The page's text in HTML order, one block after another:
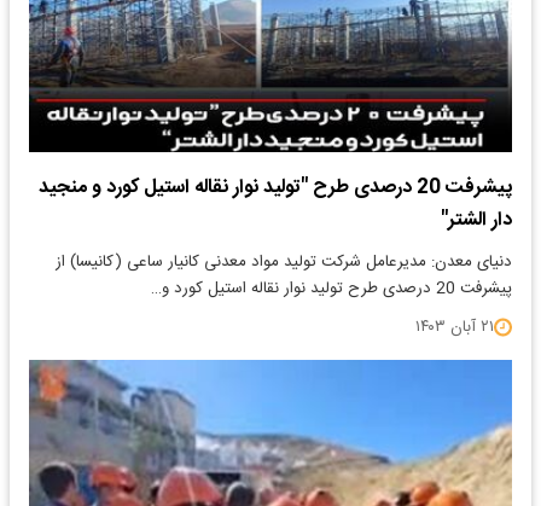
پیشرفت 20 درصدی طرح "تولید نوار نقاله استیل کورد و منجید
دار الشتر"
دنیای معدن: مدیرعامل شرکت تولید مواد معدنی کانیار ساعی (کانیسا) از
پیشرفت 20 درصدی طرح تولید نوار نقاله استیل کورد و…
۲۱ آبان ۱۴۰۳